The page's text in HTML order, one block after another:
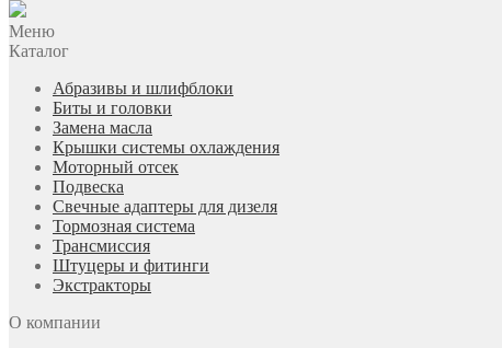
Меню
Каталог
Абразивы и шлифблоки
Биты и головки
Замена масла
Крышки системы охлаждения
Моторный отсек
Подвеска
Свечные адаптеры для дизеля
Тормозная система
Трансмиссия
Штуцеры и фитинги
Экстракторы
О компании